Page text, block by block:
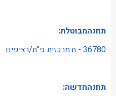
תחנהמבוטלת:
36780 - ת.מרכזית פ"ת/רציפים
תחנהחדשה: